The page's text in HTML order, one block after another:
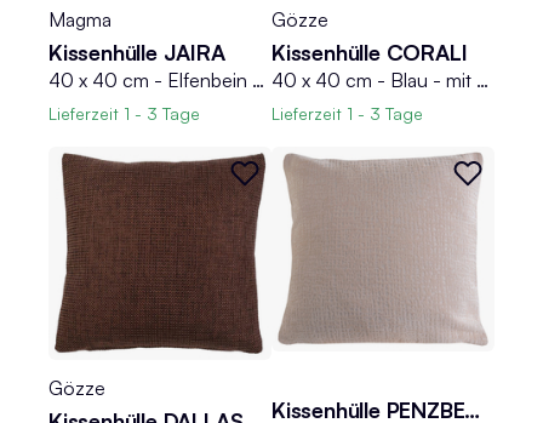
Magma
Kissenhülle JAIRA
40 x 40 cm - Elfenbein - mit Reißverschluss - Musterung mit 3D-Effekt
Lieferzeit 1 - 3 Tage
Gözze
Kissenhülle CORALI
40 x 40 cm - Blau - mit Reißverschluss - Boucleoptik
Lieferzeit 1 - 3 Tage
Gözze
Kissenhülle PENZBERG